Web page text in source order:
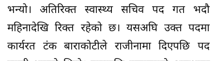
भन्यो। अतिरिक्त स्वास्थ्य सचिव पद गत भदौ
महिनादेखि रिक्त रहेको छ। यसअघि उक्त पदमा
कार्यरत टंक बाराकोटीले राजीनामा दिएपछि पद